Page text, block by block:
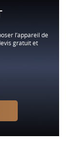
l’appareil de
gratuit et